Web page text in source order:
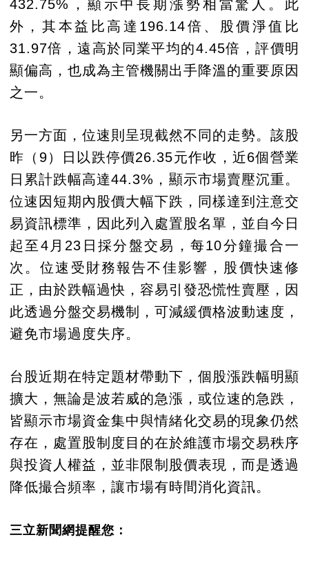
432.75%，顯示中長期漲勢相當驚人。此
外，其本益比高達196.14倍、股價淨值比
31.97倍，遠高於同業平均的4.45倍，評價明
顯偏高，也成為主管機關出手降溫的重要原因
之一。
另一方面，位速則呈現截然不同的走勢。該股
昨（9）日以跌停價26.35元作收，近6個營業
日累計跌幅高達44.3%，顯示市場賣壓沉重。
位速因短期內股價大幅下跌，同樣達到注意交
易資訊標準，因此列入處置股名單，並自今日
起至4月23日採分盤交易，每10分鐘撮合一
次。位速受財務報告不佳影響，股價快速修
正，由於跌幅過快，容易引發恐慌性賣壓，因
此透過分盤交易機制，可減緩價格波動速度，
避免市場過度失序。
台股近期在特定題材帶動下，個股漲跌幅明顯
擴大，無論是波若威的急漲，或位速的急跌，
皆顯示市場資金集中與情緒化交易的現象仍然
存在，處置股制度目的在於維護市場交易秩序
與投資人權益，並非限制股價表現，而是透過
降低撮合頻率，讓市場有時間消化資訊。
三立新聞網提醒您：